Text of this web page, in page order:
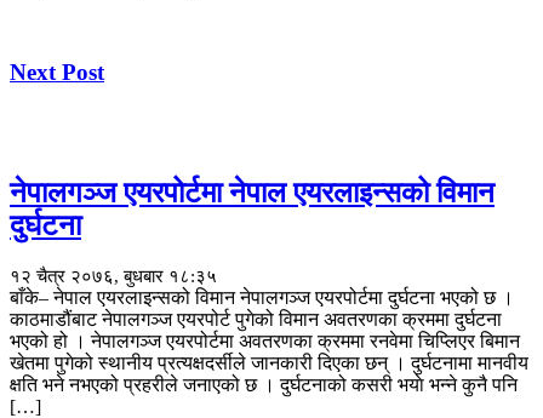
Next Post
नेपालगञ्ज एयरपोर्टमा नेपाल एयरलाइन्सको विमान
दुर्घटना
१२ चैत्र २०७६, बुधबार १८:३५
बाँके– नेपाल एयरलाइन्सको विमान नेपालगञ्ज एयरपोर्टमा दुर्घटना भएको छ ।
काठमाडौंबाट नेपालगञ्ज एयरपोर्ट पुगेको विमान अवतरणका क्रममा दुर्घटना
भएको हो । नेपालगञ्ज एयरपोर्टमा अवतरणका क्रममा रनवेमा चिप्लिएर बिमान
खेतमा पुगेको स्थानीय प्रत्यक्षदर्सीले जानकारी दिएका छन् । दुर्घटनामा मानवीय
क्षति भने नभएको प्रहरीले जनाएको छ । दुर्घटनाको कसरी भयाे भन्ने कुनै पनि
[…]